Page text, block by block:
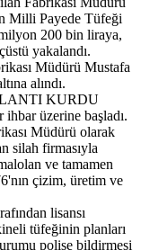
Milli Payede Tüfeği
200 bin liraya,
yakalandı.
Müdürü Mustafa
alındı.
KURDU
üzerine başladı.
Müdürü olarak
silah firmasıyla
ve tamamen
çizim, üretim ve
lisansı
tüfeğinin planları
polise bildirmesi